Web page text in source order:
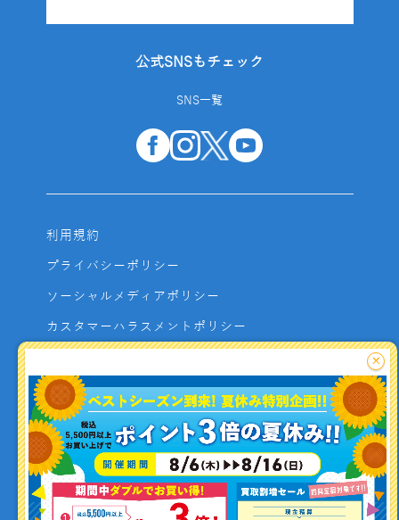
釣り情報を
投稿する
公式SNSもチェック
SNS一覧
利用規約
プライバシーポリシー
ソーシャルメディアポリシー
カスタマーハラスメントポリシー
よくあるご質問
お問い合わせ
利用者資金の保全方法
×